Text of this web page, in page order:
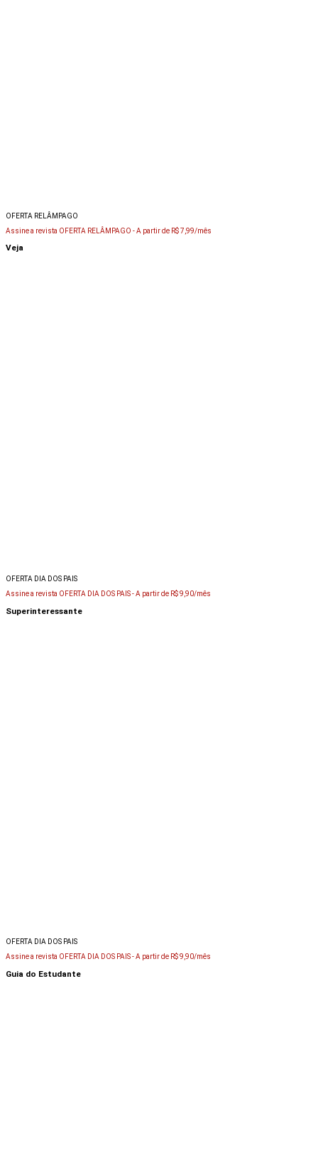
OFERTA RELÂMPAGO
Assine a revista OFERTA RELÂMPAGO -A partir de R$ 7,99/mês
Veja
OFERTA DIA DOS PAIS
Assine a revista OFERTA DIA DOS PAIS -A partir de R$ 9,90/mês
Superinteressante
OFERTA DIA DOS PAIS
Assine a revista OFERTA DIA DOS PAIS -A partir de R$ 9,90/mês
Guia do Estudante